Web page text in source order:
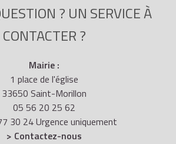
? UN SERVICE À
CONTACTER ?
Mairie :
1 place de l'église
33650 Saint-Morillon
05 56 20 25 62
30 24 Urgence uniquement
> Contactez-nous